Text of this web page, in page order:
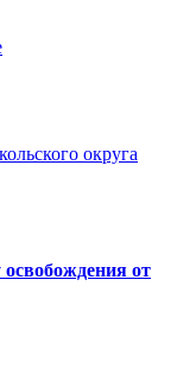
округа
от